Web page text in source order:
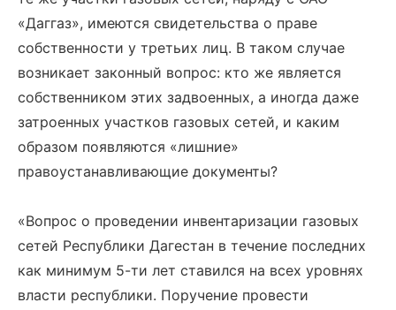
«Даггаз», имеются свидетельства о праве
собственности у третьих лиц. В таком случае
возникает законный вопрос: кто же является
собственником этих задвоенных, а иногда даже
затроенных участков газовых сетей, и каким
образом появляются «лишние»
правоустанавливающие документы?
«Вопрос о проведении инвентаризации газовых
сетей Республики Дагестан в течение последних
как минимум 5-ти лет ставился на всех уровнях
власти республики. Поручение провести